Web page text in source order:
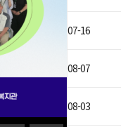
07-16
08-07
08-03